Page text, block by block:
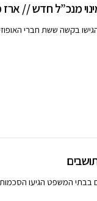
מנכ”ל חדש // ארז
לפני כחודשים הגישו בקשה ששת
בבתי המשפט הגיעו